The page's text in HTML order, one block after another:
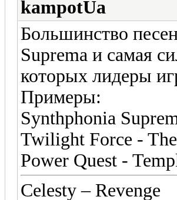
kampotUa
Большинство
Suprema и самая
которых лидеры
Примеры:
Synthphonia
Twilight Force -
Power Quest -
Celesty – Revenge